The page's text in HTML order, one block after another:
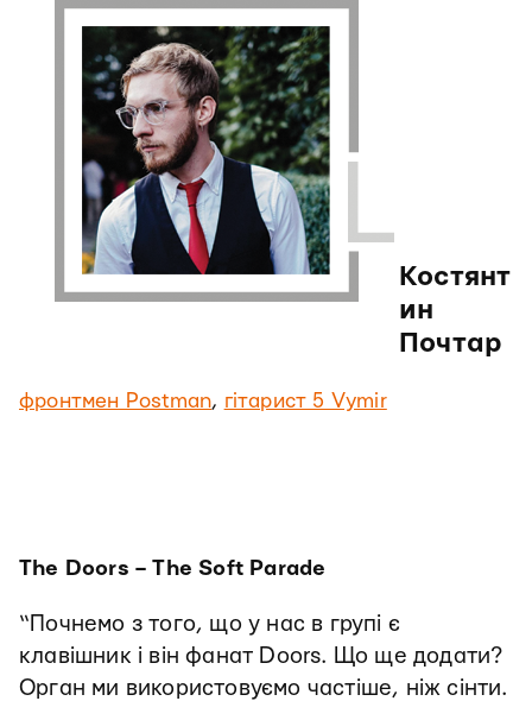
Костянт
ин
Почтар
фронтмен Postman, гітарист 5 Vymir
The Doors – The Soft Parade
“Почнемо з того, що у нас в групі є
клавішник і він фанат Doors. Що ще додати?
Орган ми використовуємо частіше, ніж сінти.